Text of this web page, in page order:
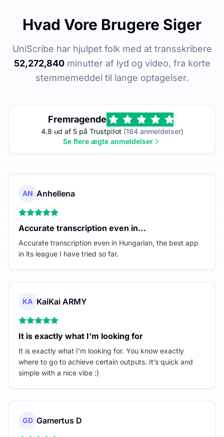
Hvad Vore Brugere Siger
UniScribe har hjulpet folk med at transskribere
52,272,840minutter af lyd og video, fra korte
stemmemeddel til lange optagelser.
Fremragende
4.8 ud af 5 på Trustpilot(184 anmeldelser)
Se flere ægte anmeldelser
AN Anhellena
Accurate transcription even in…
Accurate transcription even in Hungarian, the best app
in its league I have tried so far.
KA KaiKai ARMY
It is exactly what I’m looking for
It is exactly what I’m looking for. You know exactly
where to go to achieve certain outputs. It’s quick and
simple with a nice vibe :)
GD Gamertus D